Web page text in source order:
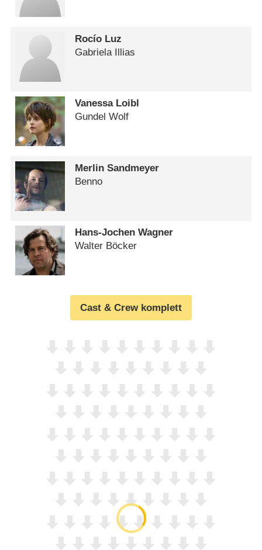
Rocío Luz
Gabriela Illias
Vanessa Loibl
Gundel Wolf
Merlin Sandmeyer
Benno
Hans-Jochen Wagner
Walter Böcker
Cast & Crew komplett